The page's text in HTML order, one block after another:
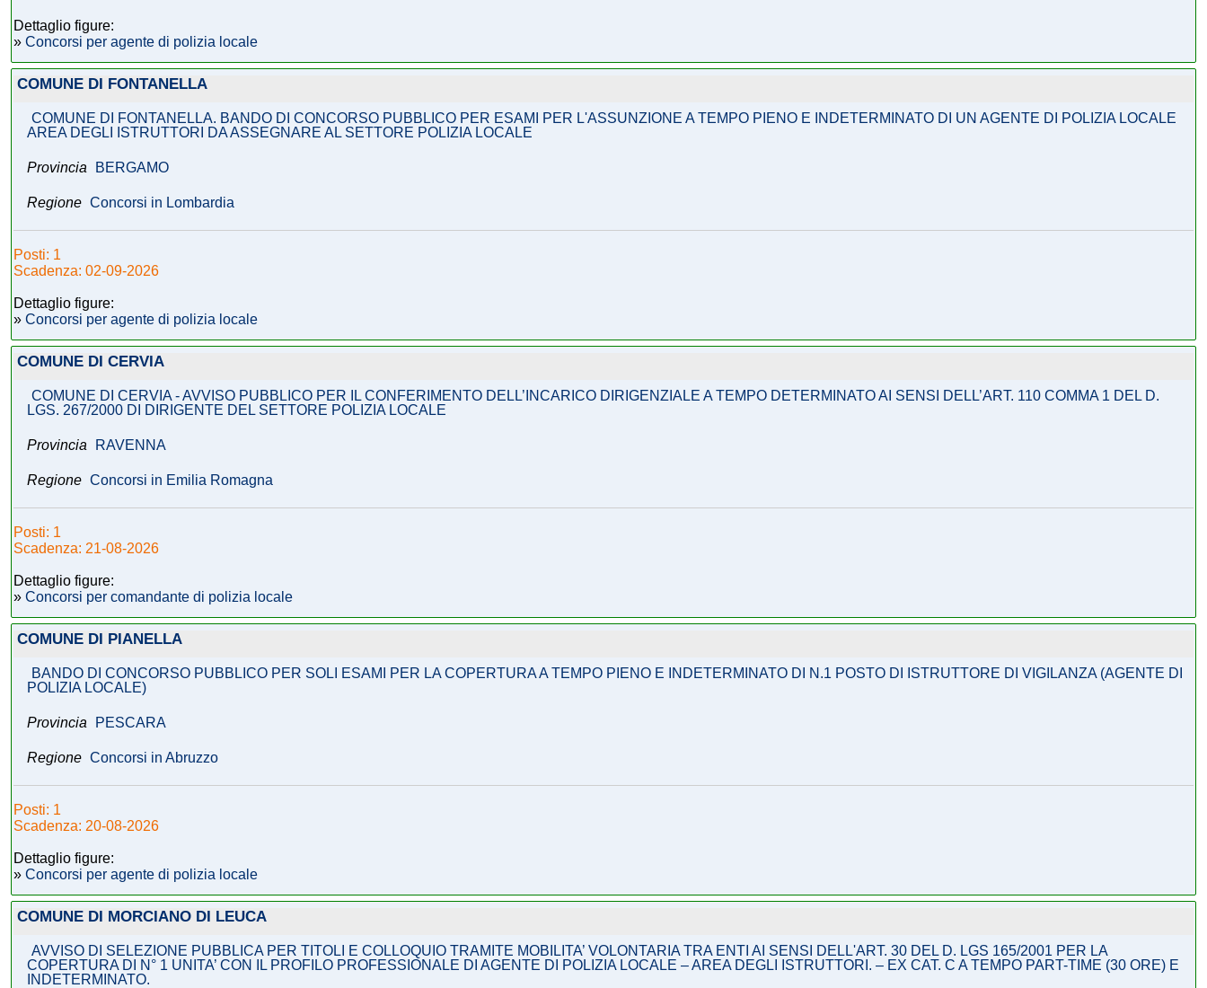
Dettaglio figure:
» Concorsi per agente di polizia locale
COMUNE DI FONTANELLA
COMUNE DI FONTANELLA. BANDO DI CONCORSO PUBBLICO PER ESAMI PER L'ASSUNZIONE A TEMPO PIENO E INDETERMINATO DI UN AGENTE DI POLIZIA LOCALE
AREA DEGLI ISTRUTTORI DA ASSEGNARE AL SETTORE POLIZIA LOCALE
Provincia BERGAMO
Regione Concorsi in Lombardia
Posti: 1
Scadenza: 02-09-2026
Dettaglio figure:
» Concorsi per agente di polizia locale
COMUNE DI CERVIA
COMUNE DI CERVIA - AVVISO PUBBLICO PER IL CONFERIMENTO DELL’INCARICO DIRIGENZIALE A TEMPO DETERMINATO AI SENSI DELL’ART. 110 COMMA 1 DEL D.
LGS. 267/2000 DI DIRIGENTE DEL SETTORE POLIZIA LOCALE
Provincia RAVENNA
Regione Concorsi in Emilia Romagna
Posti: 1
Scadenza: 21-08-2026
Dettaglio figure:
» Concorsi per comandante di polizia locale
COMUNE DI PIANELLA
BANDO DI CONCORSO PUBBLICO PER SOLI ESAMI PER LA COPERTURA A TEMPO PIENO E INDETERMINATO DI N.1 POSTO DI ISTRUTTORE DI VIGILANZA (AGENTE DI
POLIZIA LOCALE)
Provincia PESCARA
Regione Concorsi in Abruzzo
Posti: 1
Scadenza: 20-08-2026
Dettaglio figure:
» Concorsi per agente di polizia locale
COMUNE DI MORCIANO DI LEUCA
AVVISO DI SELEZIONE PUBBLICA PER TITOLI E COLLOQUIO TRAMITE MOBILITA’ VOLONTARIA TRA ENTI AI SENSI DELL'ART. 30 DEL D. LGS 165/2001 PER LA
COPERTURA DI N° 1 UNITA’ CON IL PROFILO PROFESSIONALE DI AGENTE DI POLIZIA LOCALE – AREA DEGLI ISTRUTTORI. – EX CAT. C A TEMPO PART-TIME (30 ORE) E
INDETERMINATO.